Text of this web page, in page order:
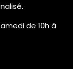
de 10h à